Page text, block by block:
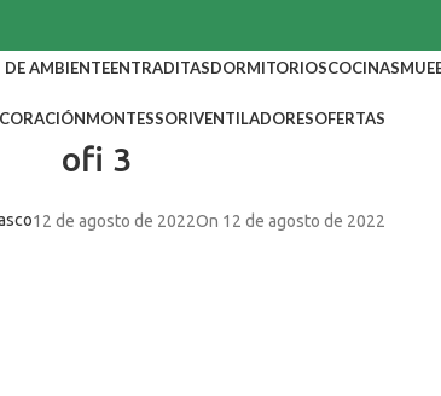
DE AMBIENTEENTRADITASDORMITORIOSCOCINAS
MONTESSORIVENTILADORESOFERTAS
ofi 3
12 de agosto de 2022On 12 de agosto de 2022